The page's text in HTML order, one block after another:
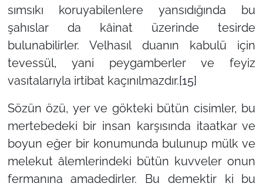
sımsıkı koruyabilenlere yansıdığında bu
şahıslar da kâinat üzerinde tesirde
bulunabilirler. Velhasıl duanın kabulü için
tevessül, yani peygamberler ve feyiz
vasıtalarıyla irtibat kaçınılmazdır.[15]
Sözün özü, yer ve gökteki bütün cisimler, bu
mertebedeki bir insan karşısında itaatkar ve
boyun eğer bir konumunda bulunup mülk ve
melekut âlemlerindeki bütün kuvveler onun
fermanına amadedirler. Bu demektir ki bu